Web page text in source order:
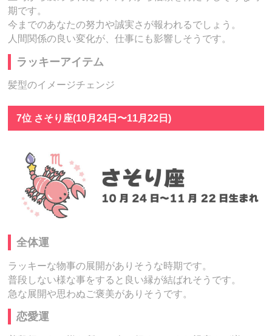
期です。
今までのあなたの努力や誠実さが報われるでしょう。
人間関係の良い変化が、仕事にも影響しそうです。
ラッキーアイテム
髪型のイメージチェンジ
7位 さそり座(10月24日〜11月22日)
全体運
ラッキーな物事の展開がありそうな時期です。
普段しない様な事をすると良い縁が結ばれそうです。
急な展開や思わぬご褒美がありそうです。
恋愛運